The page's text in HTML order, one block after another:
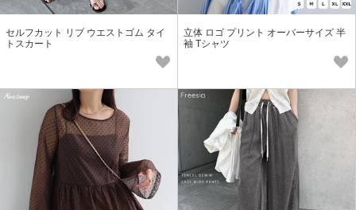
セルフカット リブ ウエストゴム タイ
トスカート
立体 ロゴ プリント オーバーサイズ 半
袖 Tシャツ